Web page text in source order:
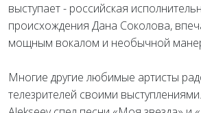
выступает - российская
происхождения Дана Соколова,
мощным вокалом и необычной
Многие другие любимые артисты
телезрителей своими